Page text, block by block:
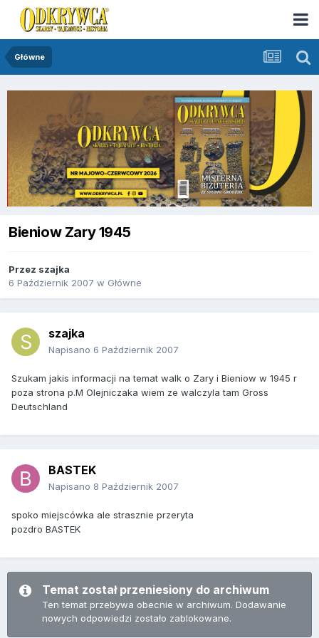
Główne
Bieniow Zary 1945
Przez szajka
6 Październik 2007 w Główne
szajka
Napisano 6 Październik 2007
Szukam jakis informacji na temat walk o Zary i Bieniow w 1945 r
poza strona p.M Olejniczaka wiem ze walczyla tam Gross
Deutschland
BASTEK
Napisano 8 Październik 2007
spoko miejscówka ale strasznie przeryta
pozdro BASTEK
Temat został przeniesiony do archiwum
Ten temat przebywa obecnie w archiwum. Dodawanie
nowych odpowiedzi zostało zablokowane.